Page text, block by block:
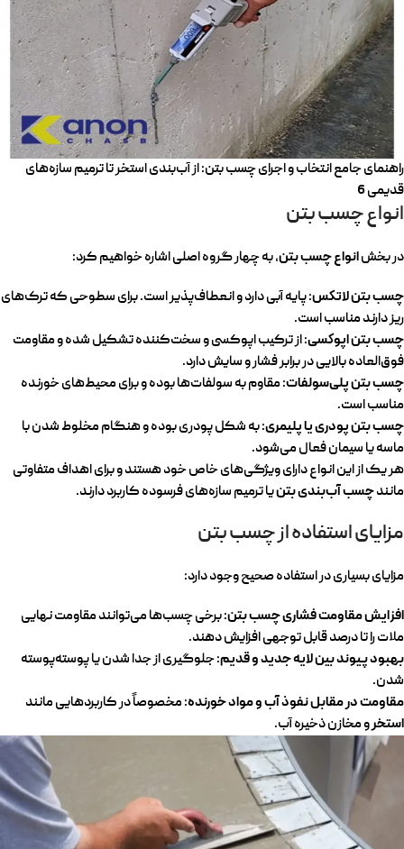
راهنمای جامع انتخاب و اجرای چسب بتن: از آب‌بندی استخر تا ترمیم سازه‌های
قدیمی 6
انواع چسب بتن
در بخشانواع چسب بتن، به چهار گروه اصلی اشاره خواهیم کرد:
چسب بتن لاتکس: پایه آبی دارد و انعطاف‌پذیر است. برای سطوحی که ترک‌های
ریز دارند مناسب است.
چسب بتن اپوکسی: از ترکیب اپوکسی و سخت‌کننده تشکیل شده و مقاومت
فوق‌العاده بالایی در برابر فشار و سایش دارد.
چسب بتن پلی‌سولفات: مقاوم به سولفات‌ها بوده و برای محیط‌های خورنده
مناسب است.
چسب بتن پودری یا پلیمری: به شکل پودری بوده و هنگام مخلوط شدن با
ماسه یا سیمان فعال می‌شود.
هر یک از این انواع دارای ویژگی‌های خاص خود هستند و برای اهداف متفاوتی
مانندچسب آب‌بندی بتنیا ترمیم سازه‌های فرسوده کاربرد دارند.
مزایای استفاده از چسب بتن
مزایای بسیاری در استفاده صحیح وجود دارد:
افزایش مقاومت فشاری چسب بتن: برخی چسب‌ها می‌توانند مقاومت نهایی
ملات را تا درصد قابل توجهی افزایش دهند.
بهبود پیوند بین لایه جدید و قدیم: جلوگیری از جدا شدن یا پوسته‌‌پوسته
شدن.
مقاومت در مقابل نفوذ آب و مواد خورنده: مخصوصاً در کاربردهایی مانند
استخرو مخازن ذخیره آب.